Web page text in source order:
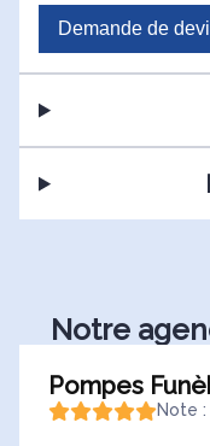
Demande de
Notre
Pompes
Note :